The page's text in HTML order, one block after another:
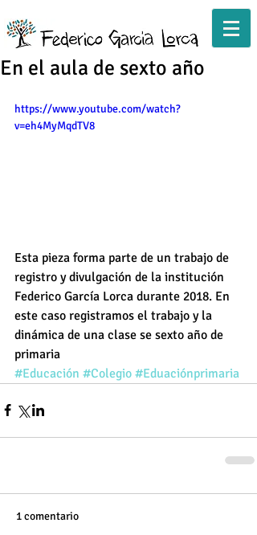
En el aula de sexto año
https://www.youtube.com/watch?
v=eh4MyMqdTV8
Esta pieza forma parte de un trabajo de
registro y divulgación de la institución
Federico García Lorca durante 2018. En
este caso registramos el trabajo y la
dinámica de una clase se sexto año de
primaria
#Educación #Colegio #Eduaciónprimaria
1 comentario